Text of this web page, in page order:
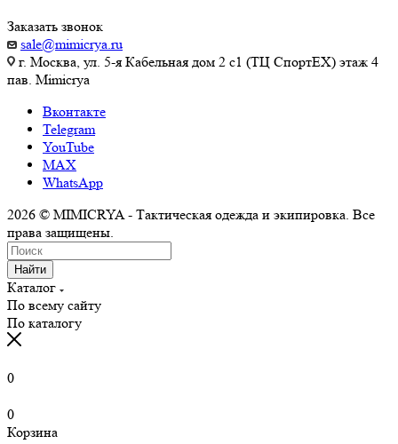
Заказать звонок
sale@mimicrya.ru
г. Москва, ул. 5-я Кабельная дом 2 с1 (ТЦ СпортEX) этаж 4
пав. Mimicrya
Вконтакте
Telegram
YouTube
MAX
WhatsApp
2026 © MIMICRYA - Тактическая одежда и экипировка. Все
права защищены.
Найти
Каталог
По всему сайту
По каталогу
0
0
Корзина